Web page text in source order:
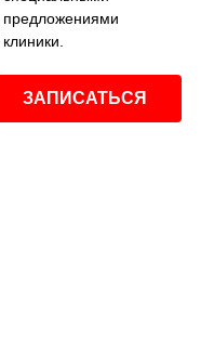
предложениями
клиники.